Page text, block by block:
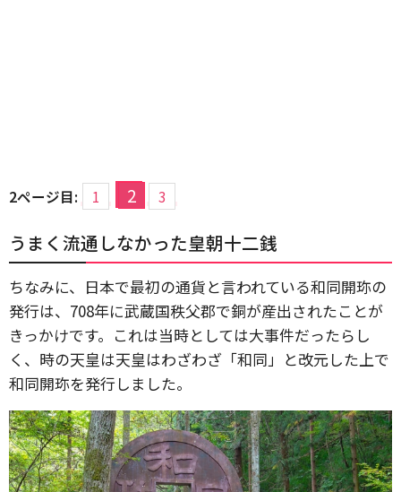
2ページ目: 1 2 3
うまく流通しなかった皇朝十二銭
ちなみに、日本で最初の通貨と言われている和同開珎の
発行は、708年に武蔵国秩父郡で銅が産出されたことが
きっかけです。これは当時としては大事件だったらし
く、時の天皇は天皇はわざわざ「和同」と改元した上で
和同開珎を発行しました。